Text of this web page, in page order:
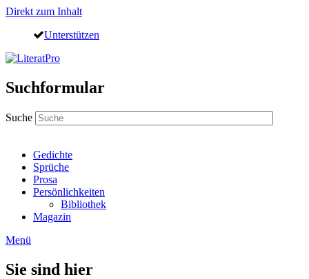
Direkt zum Inhalt
Unterstützen
Suchformular
Suche
Gedichte
Sprüche
Prosa
Persönlichkeiten
Bibliothek
Magazin
Menü
Sie sind hier